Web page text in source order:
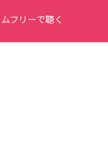
フリーで聴く